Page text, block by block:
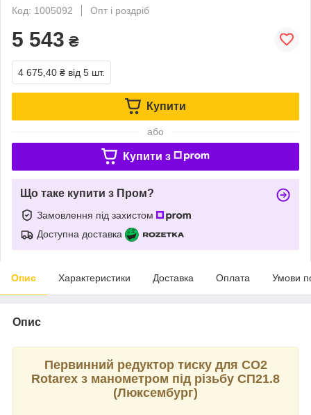
Код: 1005092
Опт і роздріб
5 543 ₴
4 675,40 ₴ від 5 шт.
Купити
або
Купити з
Що таке купити з Пром?
Замовлення під захистом
Доступна доставка
Опис Характеристики Доставка Оплата Умови
Опис
Первинний редуктор тиску для СО2
Rotarex з манометром під різьбу СП21.8
(Люксембург)